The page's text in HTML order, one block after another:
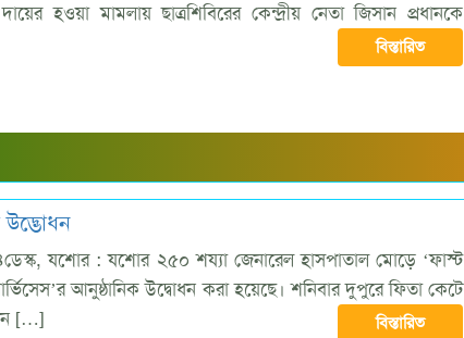
হওয়া মামলায় ছাত্রশিবিরের কেন্দ্রীয় নেতা জিসান প্রধানকে
বিস্তারিত
উদ্ভোধন
যশোর : যশোর ২৫০ শয্যা জেনারেল হাসপাতাল মোড়ে ‘ফাস্ট
আনুষ্ঠানিক উদ্বোধন করা হয়েছে। শনিবার দুপুরে ফিতা কেটে
[…]
বিস্তারিত